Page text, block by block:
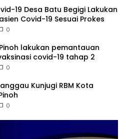
19 Desa Batu Begigi Lakukan
Covid-19 Sesuai Prokes
0
lakukan pemantauan
covid-19 tahap 2
0
Kunjugi RBM Kota
0